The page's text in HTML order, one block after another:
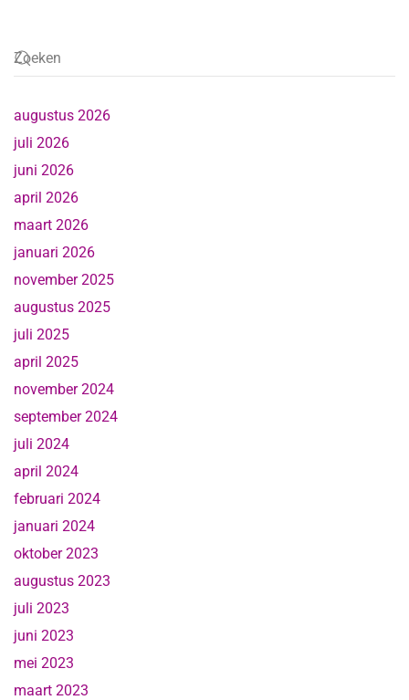
augustus 2026
juli 2026
juni 2026
april 2026
maart 2026
januari 2026
november 2025
augustus 2025
juli 2025
april 2025
november 2024
september 2024
juli 2024
april 2024
februari 2024
januari 2024
oktober 2023
augustus 2023
juli 2023
juni 2023
mei 2023
maart 2023